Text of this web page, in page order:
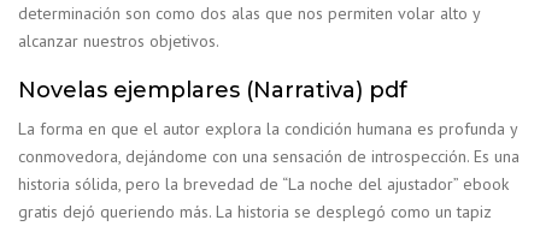
determinación son como dos alas que nos permiten volar alto y
alcanzar nuestros objetivos.
Novelas ejemplares (Narrativa) pdf
La forma en que el autor explora la condición humana es profunda y
conmovedora, dejándome con una sensación de introspección. Es una
historia sólida, pero la brevedad de “La noche del ajustador” ebook
gratis dejó queriendo más. La historia se desplegó como un tapiz